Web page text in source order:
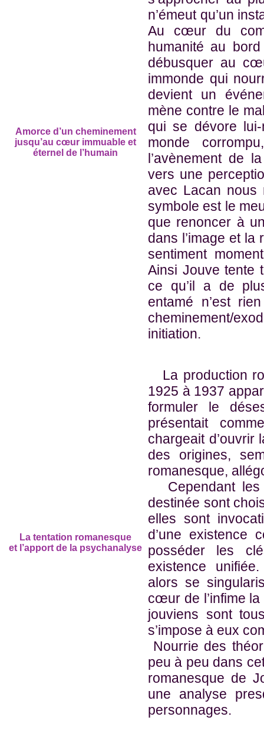
Amorce d’un cheminement
jusqu’au cœur immuable et
éternel de l’humain
n’émeut qu’un
Au cœur du
humanité au
débusquer au
immonde qui
devient un
mène contre le
qui se dévore
monde
l’avènement de
vers une
avec Lacan
symbole est le
que renoncer à
dans l’image et la
sentiment
Ainsi Jouve tente
ce qu’il a de
entamé n’est
cheminement/
initiation.
La tentation romanesque
et l’apport de la psychanalyse
La production
1925 à 1937
formuler le
présentait
chargeait d’ouvrir
des origines,
romanesque,
Cependant les
destinée sont
elles sont
d’une existence
posséder les
existence
alors se
cœur de l’infime
jouviens sont
s’impose à eux
Nourrie des
peu à peu dans
romanesque de
une analyse
personnages.